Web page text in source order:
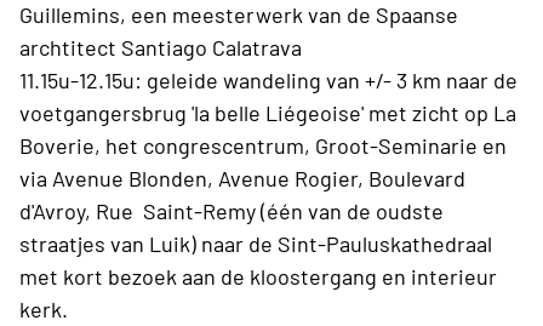
Guillemins, een meesterwerk van de Spaanse
archtitect Santiago Calatrava
11.15u-12.15u: geleide wandeling van +/- 3 km naar de
voetgangersbrug 'la belle Liégeoise' met zicht op La
Boverie, het congrescentrum, Groot-Seminarie en
via Avenue Blonden, Avenue Rogier, Boulevard
d'Avroy, Rue Saint-Remy (één van de oudste
straatjes van Luik) naar de Sint-Pauluskathedraal
met kort bezoek aan de kloostergang en interieur
kerk.